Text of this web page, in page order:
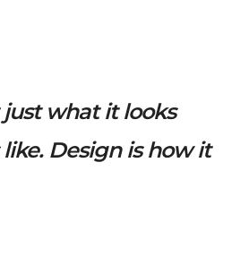
what it looks
Design is how it